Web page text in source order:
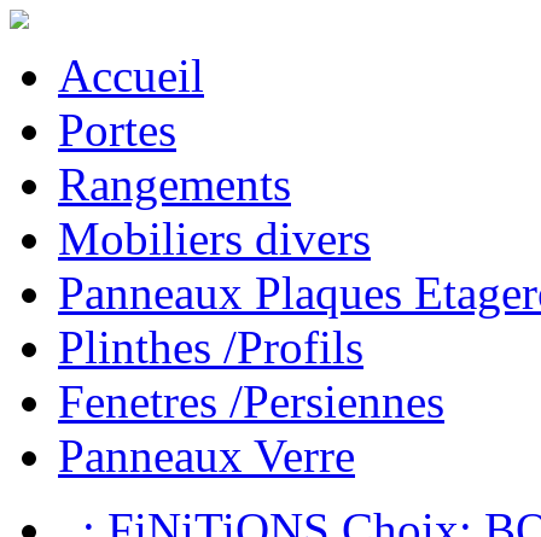
Accueil
Portes
Rangements
Mobiliers divers
Panneaux Plaques
Plinthes /Profils
Fenetres /Persiennes
Panneaux Verre